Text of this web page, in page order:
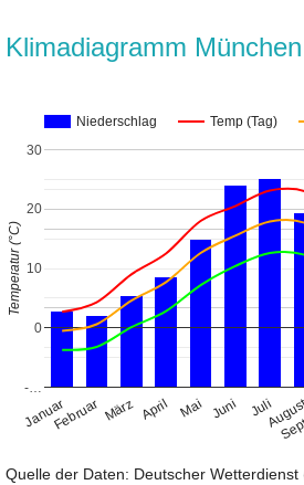
Klimadiagramm München
Niederschlag Temp (Tag)
JanuarFebruar März April Mai Juni Juli
-…
0
10
20
30
Temperatur (°C)
Quelle der Daten: Deutscher